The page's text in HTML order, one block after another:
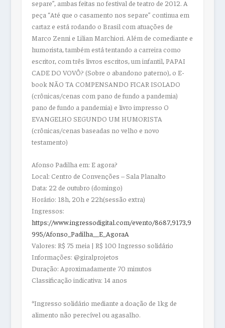
separe”, ambas feitas no festival de teatro de 2012. A
peça “Até que o casamento nos separe” continua em
cartaz e está rodando o Brasil com atuações de
Marco Zenni e Lilian Marchiori. Além de comediante e
humorista, também está tentando a carreira como
escritor, com três livros escritos, um infantil, PAPAI
CADE DO VOVÔ? (Sobre o abandono paterno), o E-
book NÃO TA COMPENSANDO FICAR ISOLADO
(crônicas/cenas com pano de fundo a pandemia)
pano de fundo a pandemia) e livro impresso O
EVANGELHO SEGUNDO UM HUMORISTA
(crônicas/cenas baseadas no velho e novo
testamento)
Afonso Padilha em: E agora?
Local: Centro de Convenções – Sala Planalto
Data: 22 de outubro (domingo)
Horário: 18h, 20h e 22h(sessão extra)
Ingressos:
https://www.ingressodigital.com/evento/8687,9173,9
995/Afonso_Padilha__E_AgoraA
Valores: R$ 75 meia | R$ 100 Ingresso solidário
Informações: @giralprojetos
Duração: Aproximadamente 70 minutos
Classificação indicativa: 14 anos
*Ingresso solidário mediante a doação de 1kg de
alimento não perecível ou agasalho.